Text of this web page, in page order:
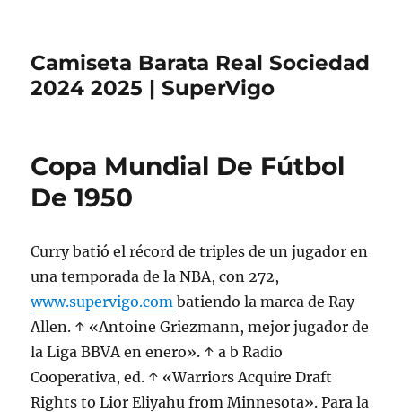
Camiseta Barata Real Sociedad
2024 2025 | SuperVigo
Copa Mundial De Fútbol
De 1950
Curry batió el récord de triples de un jugador en
una temporada de la NBA, con 272,
www.supervigo.com batiendo la marca de Ray
Allen. ↑ «Antoine Griezmann, mejor jugador de
la Liga BBVA en enero». ↑ a b Radio
Cooperativa, ed. ↑ «Warriors Acquire Draft
Rights to Lior Eliyahu from Minnesota». Para la